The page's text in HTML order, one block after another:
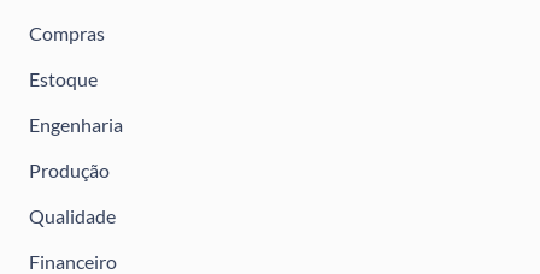
Compras
Estoque
Engenharia
Produção
Qualidade
Financeiro